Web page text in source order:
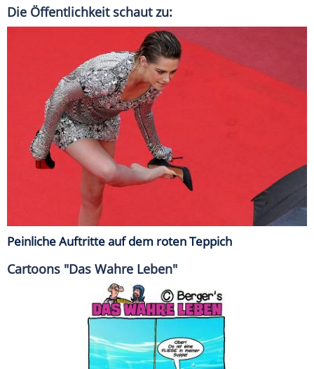
Die Öffentlichkeit schaut zu:
Peinliche Auftritte auf dem roten Teppich
Cartoons "Das Wahre Leben"